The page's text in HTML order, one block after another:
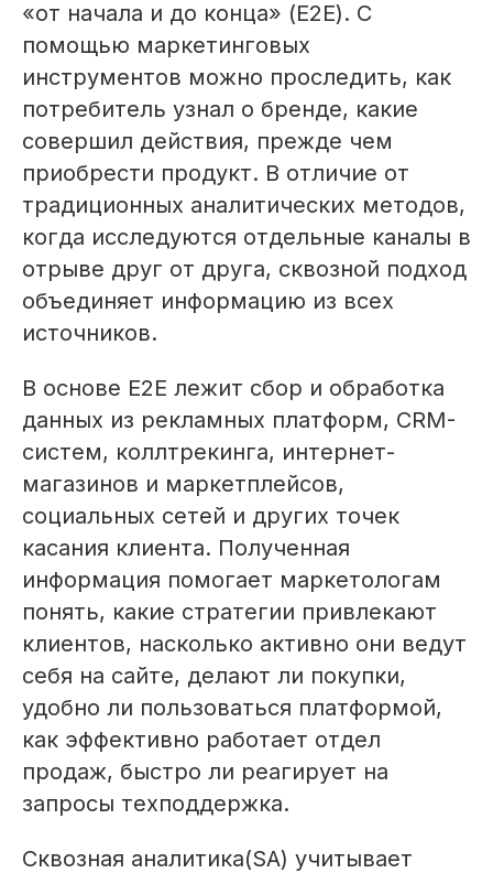
«от начала и до конца» (Е2Е). С
помощью маркетинговых
инструментов можно проследить, как
потребитель узнал о бренде, какие
совершил действия, прежде чем
приобрести продукт. В отличие от
традиционных аналитических методов,
когда исследуются отдельные каналы в
отрыве друг от друга, сквозной подход
объединяет информацию из всех
источников.
В основе Е2Е лежит сбор и обработка
данных из рекламных платформ, CRM-
систем, коллтрекинга, интернет-
магазинов и маркетплейсов,
социальных сетей и других точек
касания клиента. Полученная
информация помогает маркетологам
понять, какие стратегии привлекают
клиентов, насколько активно они ведут
себя на сайте, делают ли покупки,
удобно ли пользоваться платформой,
как эффективно работает отдел
продаж, быстро ли реагирует на
запросы техподдержка.
Сквозная аналитика(SA) учитывает